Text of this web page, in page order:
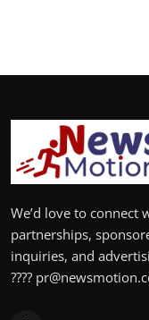
We’d love to connect
partnerships,
inquiries, and
????